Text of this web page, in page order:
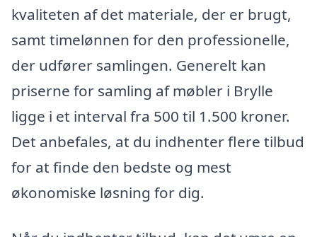
kvaliteten af det materiale, der er brugt,
samt timelønnen for den professionelle,
der udfører samlingen. Generelt kan
priserne for samling af møbler i Brylle
ligge i et interval fra 500 til 1.500 kroner.
Det anbefales, at du indhenter flere tilbud
for at finde den bedste og mest
økonomiske løsning for dig.